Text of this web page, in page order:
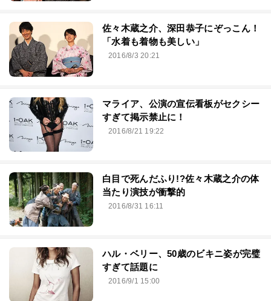
佐々木蔵之介、深田恭子にぞっこん！
「水着も着物も美しい」
2016/8/3 20:21
マライア、公演の宣伝看板がセクシー
すぎて掲示禁止に！
2016/8/21 19:22
白目で死んだふり!?佐々木蔵之介の体
当たり演技が衝撃的
2016/8/31 16:11
ハル・ベリー、50歳のビキニ姿が完璧
すぎて話題に
2016/9/1 15:00